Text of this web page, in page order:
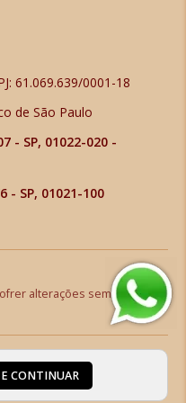
61.069.639/0001-18
de São Paulo
- SP, 01022-020 -
- SP, 01021-100
alterações sem aviso
CONTINUAR